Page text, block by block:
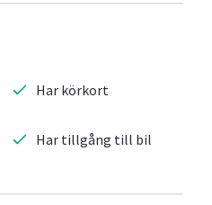
Har körkort
Har tillgång till bil